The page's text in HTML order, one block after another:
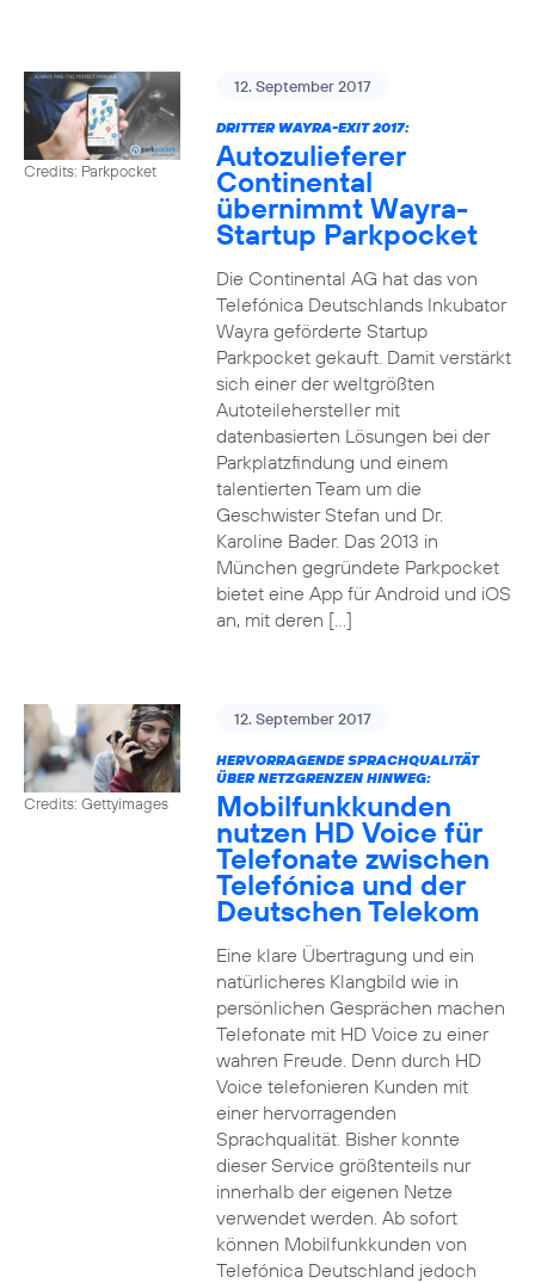
Credits: Parkpocket
12. September 2017
DRITTER WAYRA-EXIT 2017:
Autozulieferer
Continental
übernimmt Wayra-
Startup Parkpocket
Die Continental AG hat das von
Telefónica Deutschlands Inkubator
Wayra geförderte Startup
Parkpocket gekauft. Damit verstärkt
sich einer der weltgrößten
Autoteilehersteller mit
datenbasierten Lösungen bei der
Parkplatzfindung und einem
talentierten Team um die
Geschwister Stefan und Dr.
Karoline Bader. Das 2013 in
München gegründete Parkpocket
bietet eine App für Android und iOS
an, mit deren […]
Credits: Gettyimages
12. September 2017
HERVORRAGENDE SPRACHQUALITÄT
ÜBER NETZGRENZEN HINWEG:
Mobilfunkkunden
nutzen HD Voice für
Telefonate zwischen
Telefónica und der
Deutschen Telekom
Eine klare Übertragung und ein
natürlicheres Klangbild wie in
persönlichen Gesprächen machen
Telefonate mit HD Voice zu einer
wahren Freude. Denn durch HD
Voice telefonieren Kunden mit
einer hervorragenden
Sprachqualität. Bisher konnte
dieser Service größtenteils nur
innerhalb der eigenen Netze
verwendet werden. Ab sofort
können Mobilfunkkunden von
Telefónica Deutschland jedoch